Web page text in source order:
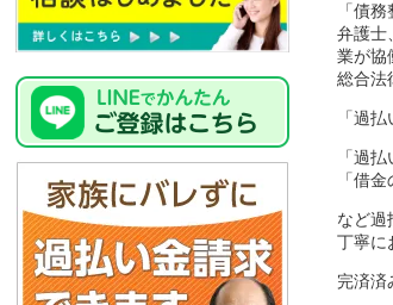
「債
弁護士
業が協
総合法
「過
「過
「借
など過
丁寧に
完済済